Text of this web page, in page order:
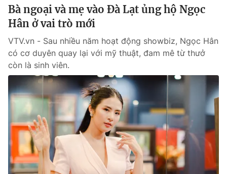
Bà ngoại và mẹ vào Đà Lạt ủng hộ Ngọc
Hân ở vai trò mới
VTV.vn - Sau nhiều năm hoạt động showbiz, Ngọc Hân
có cơ duyên quay lại với mỹ thuật, đam mê từ thưở
còn là sinh viên.